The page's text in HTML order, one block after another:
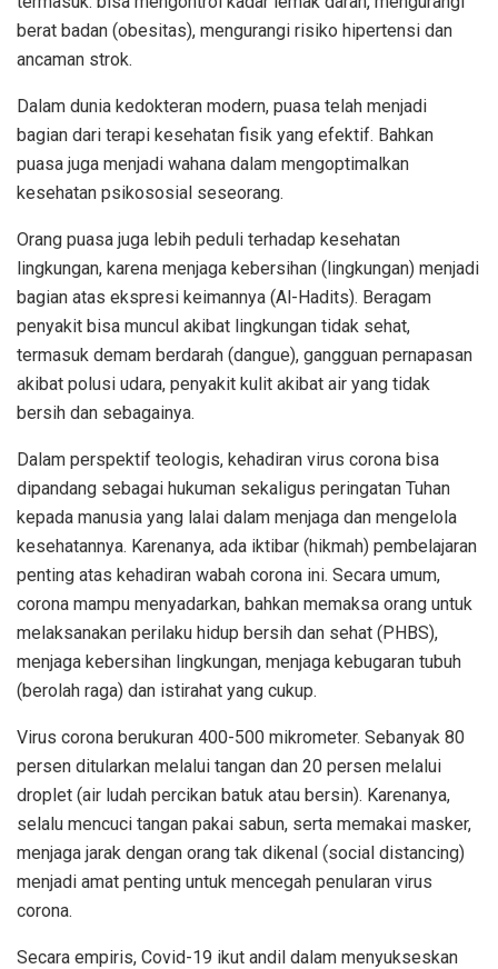
berat badan (obesitas), mengurangi risiko hipertensi dan
ancaman strok.
Dalam dunia kedokteran modern, puasa telah menjadi
bagian dari terapi kesehatan fisik yang efektif. Bahkan
puasa juga menjadi wahana dalam mengoptimalkan
kesehatan psikososial seseorang.
Orang puasa juga lebih peduli terhadap kesehatan
lingkungan, karena menjaga kebersihan (lingkungan) menjadi
bagian atas ekspresi keimannya (Al-Hadits). Beragam
penyakit bisa muncul akibat lingkungan tidak sehat,
termasuk demam berdarah (dangue), gangguan pernapasan
akibat polusi udara, penyakit kulit akibat air yang tidak
bersih dan sebagainya.
Dalam perspektif teologis, kehadiran virus corona bisa
dipandang sebagai hukuman sekaligus peringatan Tuhan
kepada manusia yang lalai dalam menjaga dan mengelola
kesehatannya. Karenanya, ada iktibar (hikmah) pembelajaran
penting atas kehadiran wabah corona ini. Secara umum,
corona mampu menyadarkan, bahkan memaksa orang untuk
melaksanakan perilaku hidup bersih dan sehat (PHBS),
menjaga kebersihan lingkungan, menjaga kebugaran tubuh
(berolah raga) dan istirahat yang cukup.
Virus corona berukuran 400-500 mikrometer. Sebanyak 80
persen ditularkan melalui tangan dan 20 persen melalui
droplet (air ludah percikan batuk atau bersin). Karenanya,
selalu mencuci tangan pakai sabun, serta memakai masker,
menjaga jarak dengan orang tak dikenal (social distancing)
menjadi amat penting untuk mencegah penularan virus
corona.
Secara empiris, Covid-19 ikut andil dalam menyukseskan